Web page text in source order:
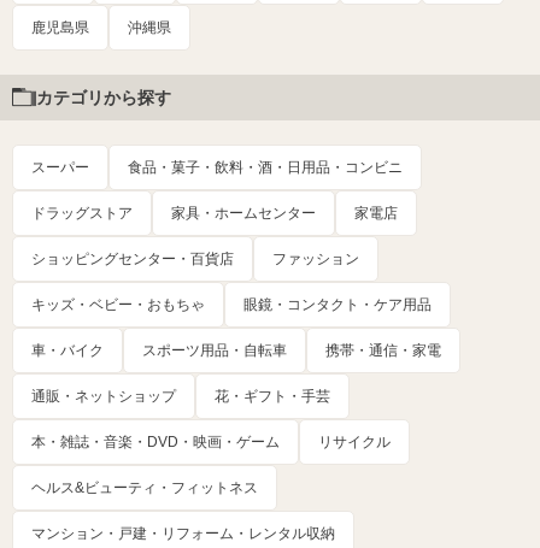
鹿児島県 沖縄県
カテゴリから探す
スーパー 食品・菓子・飲料・酒・日用品・コンビニ
ドラッグストア 家具・ホームセンター 家電店
ショッピングセンター・百貨店 ファッション
キッズ・ベビー・おもちゃ 眼鏡・コンタクト・ケア用品
車・バイク スポーツ用品・自転車 携帯・通信・家電
通販・ネットショップ 花・ギフト・手芸
本・雑誌・音楽・DVD・映画・ゲーム リサイクル
ヘルス&ビューティ・フィットネス
マンション・戸建・リフォーム・レンタル収納